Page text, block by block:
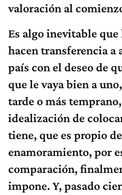
valoración al
Es algo inevitable que
hacen transferencia a
país con el deseo de
que le vaya bien a
tarde o más
idealización de
tiene, que es propio
enamoramiento, por
comparación,
impone. Y, pasado